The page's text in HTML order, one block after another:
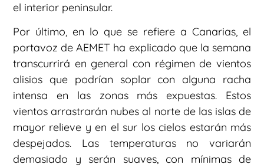
el interior peninsular.
Por último, en lo que se refiere a Canarias, el
portavoz de AEMET ha explicado que la semana
transcurrirá en general con régimen de vientos
alisios que podrían soplar con alguna racha
intensa en las zonas más expuestas. Estos
vientos arrastrarán nubes al norte de las islas de
mayor relieve y en el sur los cielos estarán más
despejados. Las temperaturas no variarán
demasiado y serán suaves, con mínimas de